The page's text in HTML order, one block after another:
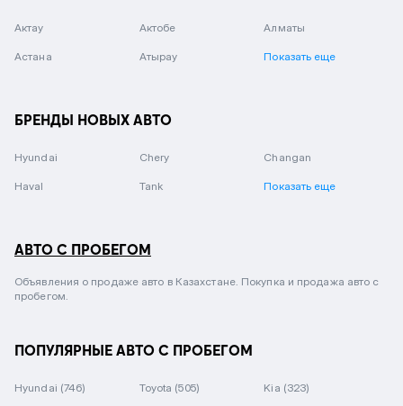
Актау Актобе Алматы
Астана Атырау Показать еще
БРЕНДЫ НОВЫХ АВТО
Hyundai Chery Changan
Haval Tank Показать еще
АВТО С ПРОБЕГОМ
Объявления о продаже авто в Казахстане. Покупка и продажа авто с
пробегом.
ПОПУЛЯРНЫЕ АВТО С ПРОБЕГОМ
Hyundai (746) Toyota (505) Kia (323)